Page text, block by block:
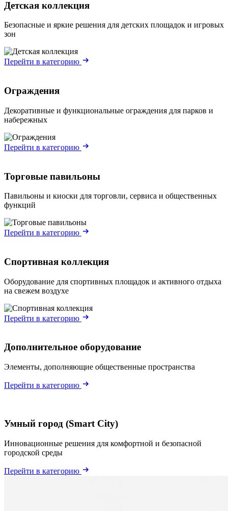
Детская коллекция
Безопасные и яркие решения для детских площадок и игровых
зон
Перейти в категорию
Ограждения
Декоративные и функциональные ограждения для парков и
набережных
Перейти в категорию
Торговые павильоны
Павильоны и киоски для торговли, сервиса и общественных
функций
Перейти в категорию
Спортивная коллекция
Оборудование для спортивных площадок и активного отдыха
на свежем воздухе
Перейти в категорию
Дополнительное оборудование
Элементы, дополняющие общественные пространства
Перейти в категорию
Умный город (Smart City)
Инновационные решения для комфортной и безопасной
городской среды
Перейти в категорию